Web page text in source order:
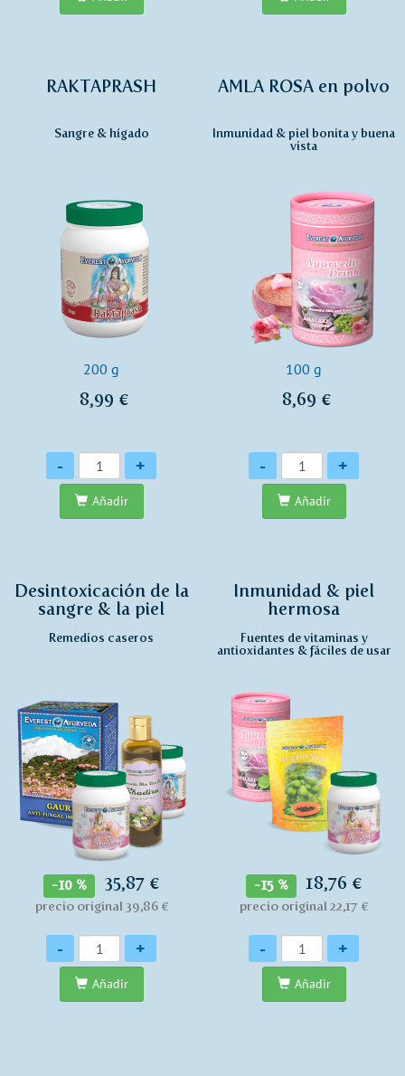
RAKTAPRASH
Sangre & hígado
200 g
8,99 €
Cantidad
- +
Añadir
AMLA ROSA en polvo
Inmunidad & piel bonita y buena
vista
100 g
8,69 €
Cantidad
- +
Añadir
Desintoxicación de la
sangre & la piel
Remedios caseros
-10 % 35,87 €
precio original 39,86 €
Cantidad
- +
Añadir
Inmunidad & piel
hermosa
Fuentes de vitaminas y
antioxidantes & fáciles de usar
-15 % 18,76 €
precio original 22,17 €
Cantidad
- +
Añadir